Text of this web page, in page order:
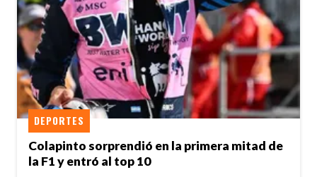
Colapinto sorprendió en la primera mitad de
la F1 y entró al top 10
DEPORTES